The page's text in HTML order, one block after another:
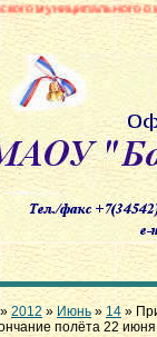
округа
»2012 » Июнь » 14 »
полёта 22